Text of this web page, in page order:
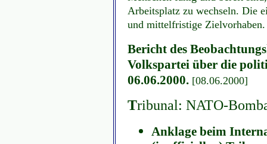
Arbeitsplatz zu wechseln. Die
und mittelfristige
Bericht des
Volkspartei über die
06.06.2000. [08.06.2000]
Tribunal: NATO-
Anklage beim